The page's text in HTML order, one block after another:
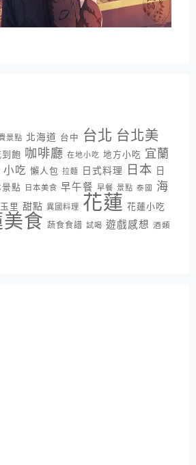
景點 北海道 台中 台北 台北美
到飽 咖啡廳 在地小吃 地方小吃 宜蘭
小吃 懶人包 拉麵 日式料理 日本 日
景點 日本美食 早午餐 早餐 景點 泰國
海
玉里 甜點 異國料理 花蓮 花蓮小吃
食 蔬食食譜 試喝 遊戲感想 酒類